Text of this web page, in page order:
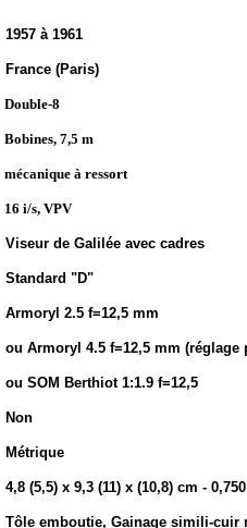
1957 à 1961
France (Paris)
Double-8
Bobines, 7,5 m
mécanique à ressort
16 i/s, VPV
Viseur de Galilée avec cadres
Standard "D"
Armoryl 2.5 f=12,5 mm
ou Armoryl 4.5 f=12,5 mm (réglage
ou SOM Berthiot 1:1.9 f=12,5
Non
Métrique
4,8 (5,5) x 9,3 (11) x (10,8) cm -
Tôle emboutie, Gainage simili-cuir